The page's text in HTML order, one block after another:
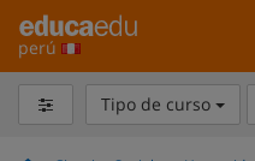
perú
Tipo de curso